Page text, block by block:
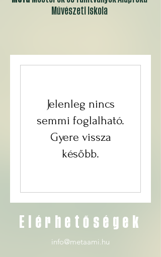
Művészeti Iskola
Jelenleg nincs
semmi foglalható.
Gyere vissza
később.
Elérhetőségek
info@metaami.hu